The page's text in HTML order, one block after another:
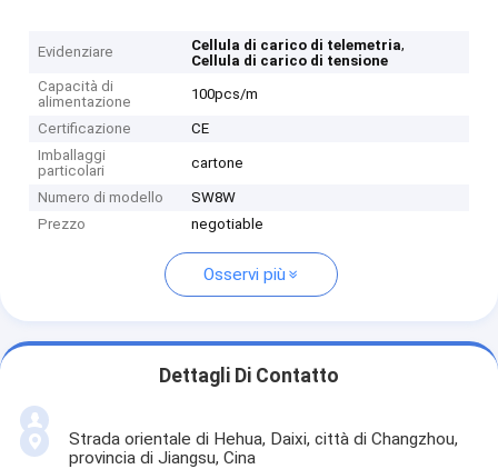
Evidenziare Cellula di carico di telemetria,
Cellula di carico di tensione
Capacità di
alimentazione
100pcs/m
Certificazione
CE
Imballaggi
particolari
cartone
Numero di modello
SW8W
Prezzo
negotiable
Osservi più
Dettagli Di Contatto
Strada orientale di Hehua, Daixi, città di Changzhou,
provincia di Jiangsu, Cina